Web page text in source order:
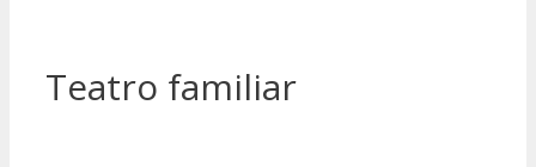
Teatro familiar